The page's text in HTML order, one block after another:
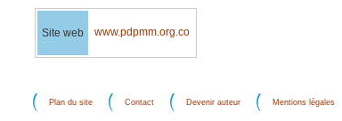
Site web www.pdpmm.org.co
Plan du site Contact Devenir auteur Mentions légales